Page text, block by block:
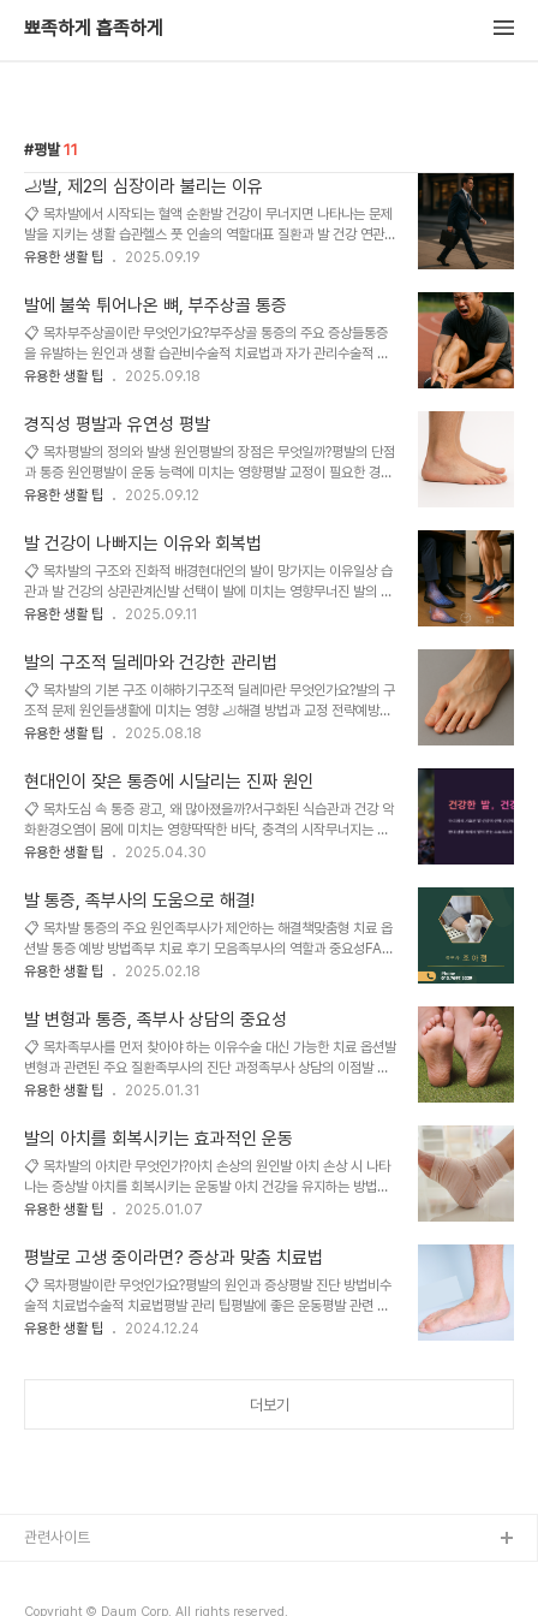
뾰족하게 흡족하게
평발 11
🦶발, 제2의 심장이라 불리는 이유
📋 목차발에서 시작되는 혈액 순환발 건강이 무너지면 나타나는 문제
발을 지키는 생활 습관헬스 풋 인솔의 역할대표 질환과 발 건강 연관성
생활 속 발 건강 지키는 팁FAQ 사람의 발은 단순히 걷는 역할만 하지
심장’이라 불릴 정도로 중요한 역할을 해요. 아래에서 그 이유를 하나
하나 살펴볼게요! 발끝까지 내려간 혈액이 다시 심장으로 돌아오는 데
큰 도움을 주는 장치가 바로 ‘근육 펌프’인데요. 이 기능이 제대로 작동
하지 않으면 다양한 건강 문제가 발생할 수 있어요. 그렇다면 왜, 어떻
게 발이 순환 건강의 핵심이 되는 걸까요? 실제 사례와 함께 구체적으
장에서부터 발끝..
유용한 생활 팁 2025.09.19
발에 불쑥 튀어나온 뼈, 부주상골 통증
📋 목차부주상골이란 무엇인가요?부주상골 통증의 주요 증상들통증
을 유발하는 원인과 생활 습관비수술적 치료법과 자가 관리수술적 치
료가 필요한 경우재활과 통증 예방 방법FAQ 발 안쪽 복숭아뼈 아래,
부주상골(Navicular Accessory Bone)이에요. 선천적으로 존재
하는 이 작은 뼈는 인구의 약 10~15%에게만 나타나는 비교적 흔하
지 않은 구조물이에요. 대부분은 특별한 문제 없이 살아가지만, 특정
환경이나 자극이 가해지면 염증과 통증을 유발하기도 해요. '왜 나는
걸을 때마다 발 안쪽이 아프지?', '운동할 때만 아프다가 다시 괜찮아지
볼 수 있어요. 특히 평..
유용한 생활 팁 2025.09.18
경직성 평발과 유연성 평발
📋 목차평발의 정의와 발생 원인평발의 장점은 무엇일까?평발의 단점
과 통증 원인평발이 운동 능력에 미치는 영향평발 교정이 필요한 경우
평발을 위한 신발 선택법FAQ평발은 발바닥 아치가 낮거나 없는 상태
게는 단순한 신체적 특징일 뿐이지만, 어떤 경우에는 통증이나 피로감
의 원인이 되기도 해요. 사실 평발은 단순히 "나쁘다"는 오해를 받기
쉬운 구조예요. 운동선수 중에서도 평발을 가진 사람들이 많고, 일상생
활에서 아무 문제 없이 살아가는 경우도 많답니다. 하지만 반대로, 과
사용 증후군이나 무릎·허리 통증 등으로 이어질 수 있는 요인이 되기도
해요. 내가 생각했을 때 이 주..
유용한 생활 팁 2025.09.12
발 건강이 나빠지는 이유와 회복법
📋 목차발의 구조와 진화적 배경현대인의 발이 망가지는 이유일상 습
관과 발 건강의 상관관계신발 선택이 발에 미치는 영향무너진 발의 회
복과 관리법매일 하면 좋은 발 운동FAQ우리 몸에서 가장 많이 쓰이는
았어요. 수백만 년 전 나무에서 땅으로 내려와 걷고 달리는 삶을 선택
한 인류에게 발은 생존 그 자체였죠. 하지만 현대에 들어서면서 발의
역할과 형태, 사용하는 방식은 과거와 완전히 달라졌어요. 예전처럼 맨
발로 자연을 걷는 것이 아니라, 딱딱한 신발을 신고 콘크리트 위를 걷
는 것이 일상이 된 지금, 우리의 발은 점점 망가져 가고 있어요. 내가
반에 영향을 미치는 중요한 ..
유용한 생활 팁 2025.09.11
발의 구조적 딜레마와 건강한 관리법
📋 목차발의 기본 구조 이해하기구조적 딜레마란 무엇인가요?발의 구
조적 문제 원인들생활에 미치는 영향 🦶해결 방법과 교정 전략예방을
위한 습관 및 팁FAQ발은 우리 몸에서 체중을 지탱하고, 움직임의 중
을 수행할 수 있게 해주는 기반이 바로 발이죠. 하지만 이런 중요한 역
할을 수행하는 발도 다양한 구조적 문제에 노출되기 쉬워요. 특히 현대
인은 오래 서 있거나, 잘못된 신발을 신거나, 운동 부족 등의 영향으로
인해 발 구조에 무리가 갈 수 있어요. 이로 인해 발생하는 다양한 증상
과 통증은 삶의 질을 크게 떨어뜨릴 수 있답니다. 이번 글에서는 ‘발의
떤 문제들이 생기는지..
유용한 생활 팁 2025.08.18
현대인이 잦은 통증에 시달리는 진짜 원인
📋 목차도심 속 통증 광고, 왜 많아졌을까?서구화된 식습관과 건강 악
화환경오염이 몸에 미치는 영향딱딱한 바닥, 충격의 시작무너지는 발
아치와 신체 불균형작은 습관이 통증을 막는다FAQ 출퇴근길 지하철
클리닉이에요. 왜 이렇게 광고가 많을까요? 생각보다 많은 현대인들이
몸의 이곳저곳이 아프고 불편해서 치료가 필요하다는 걸 의미하죠. 예
전보다 생활이 편리해졌고 의료 서비스도 좋아졌는데, 오히려 통증은
늘어난 것처럼 느껴지는 요즘이에요. 놀라운 건 어른뿐만 아니라 어린
이와 청소년들에게서도 통증이 자주 발생하고 있다는 점이에요. 심지
어서 부모님들의 걱정이 커지고 있답니다. 이 글..
유용한 생활 팁 2025.04.30
발 통증, 족부사의 도움으로 해결!
📋 목차발 통증의 주요 원인족부사가 제안하는 해결책맞춤형 치료 옵
션발 통증 예방 방법족부 치료 후기 모음족부사의 역할과 중요성FAQ
족부사가 제안하는 해결책족부사(Podiatrist)는 발과 발목에 대한 전
족부사가 제안하는 방법은 매우 다양하고 맞춤형으로 이루어져요. 첫
번째로, 족부사는 환자의 발 모양과 걸음걸이를 분석하는 정밀 검사를
통해 문제의 원인을 파악해요. 이를 바탕으로, 환자 개개인에게 가장
적합한 치료 방식을 추천해주죠. 예를 들어, 평발이나 발 아치 문제에
는 맞춤형 깔창 제작이 효과적이에요. 족저근막염처럼 특정 질환이 있
발의 긴장을 풀어주고 통증을 완화하..
유용한 생활 팁 2025.02.18
발 변형과 통증, 족부사 상담의 중요성
📋 목차족부사를 먼저 찾아야 하는 이유수술 대신 가능한 치료 옵션발
변형과 관련된 주요 질환족부사의 진단 과정족부사 상담의 이점발 건
강을 위한 예방 관리FAQ시력이 나빠지면 안경사나 안과 의사를 찾아
사의 진단을 받아보는 것이 좋아요. 족부사는 발의 구조와 기능을 전문
적으로 다루는 전문가로, 비수술적 치료를 통해 문제를 해결할 수 있는
방법을 제안해요. 발 변형이나 통증은 다양한 이유로 발생할 수 있지
만, 모든 경우에 수술이 필요한 것은 아니에요. 족부사는 맞춤형 깔창,
물리치료, 운동 가이드 등 비침습적 방법으로 환자의 상태를 개선하는
간도 짧다는 장점이 있답니다. ..
유용한 생활 팁 2025.01.31
발의 아치를 회복시키는 효과적인 운동
📋 목차발의 아치란 무엇인가?아치 손상의 원인발 아치 손상 시 나타
나는 증상발 아치를 회복시키는 운동발 아치 건강을 유지하는 방법운
동 시 주의할 점FAQ발의 아치는 신체 균형을 잡아주는 중요한 구조
상되거나 무너질 경우, 발이 평평해지면서 통증을 유발할 수 있어요.
이런 문제는 걷는 자세를 바꾸거나 운동 능력을 떨어뜨릴 수 있답니
다. 저는 이런 발 아치 문제를 해결하는 데 관심을 가진 적이 있어요.
현대인의 바쁜 생활 속에서 발 건강을 돌보지 않다 보면 누구나 한 번
쯤 겪을 수 있는 고민이죠. 다행히, 적절한 운동법을 통해 무너진 아치
유용한 생활 팁 2025.01.07
평발로 고생 중이라면? 증상과 맞춤 치료법
📋 목차평발이란 무엇인가요?평발의 원인과 증상평발 진단 방법비수
술적 치료법수술적 치료법평발 관리 팁평발에 좋은 운동평발 관련 자
주 묻는 질문 FAQ평발은 발의 아치가 낮거나 없는 상태로, 발의 피로
도움이 되는 운동법에 대해 알아보겠습니다.평발이란 무엇인가요?평
유용한 생활 팁 2024.12.24
더보기
Copyright © Daum Corp. All rights reserved.
관련사이트